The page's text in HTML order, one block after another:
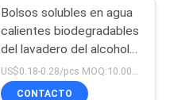
Bolsos solubles en agua
calientes biodegradables
del lavadero del alcohol
de polivinilo de la
certificación del CE
CONTACTO